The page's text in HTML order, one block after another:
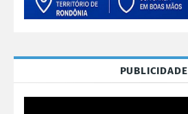
PUBLICIDADE